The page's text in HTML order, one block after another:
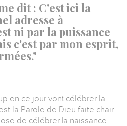
dit : C'est ici la
adresse à
ni par la puissance
c'est par mon esprit,
en ce jour vont célébrer la
la Parole de Dieu faite chair.
de célébrer la naissance